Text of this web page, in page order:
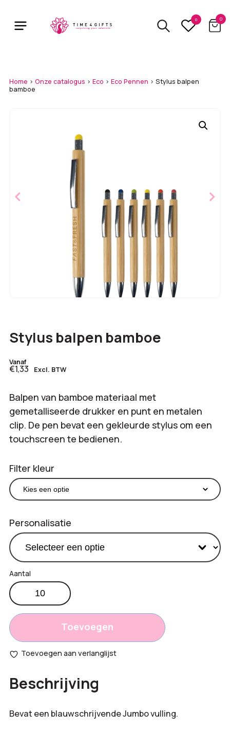
main
0 0
Home > Onze catalogus > Eco > Eco Pennen > Stylus balpen
bamboe
Stylus balpen bamboe
Vanaf
€1,33 Excl. BTW
Balpen van bamboe materiaal met
gemetalliseerde drukker en punt en metalen
clip. De pen bevat een gekleurde stylus om een
touchscreen te bedienen.
Filter kleur
Personalisatie
Productprijs:
Totaal
opties:
totaal:
Stylus
balpen
bamboe
aantal
Toevoegen
Toevoegen aan verlanglijst
Beschrijving
Bevat een blauwschrijvende Jumbo vulling.